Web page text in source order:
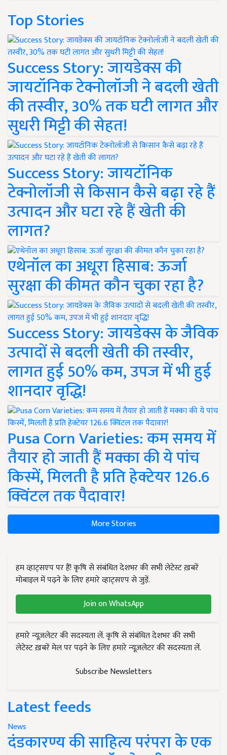
Top Stories
Success Story: जायडेक्स की
जायटॉनिक टेक्नोलॉजी ने बदली खेती
की तस्वीर, 30% तक घटी लागत और
सुधरी मिट्टी की सेहत!
Success Story: जायटॉनिक
टेक्नोलॉजी से किसान कैसे बढ़ा रहे हैं
उत्पादन और घटा रहे हैं खेती की
लागत?
एथेनॉल का अधूरा हिसाब: ऊर्जा
सुरक्षा की कीमत कौन चुका रहा है?
Success Story: जायडेक्स के जैविक
उत्पादों से बदली खेती की तस्वीर,
लागत हुई 50% कम, उपज में भी हुई
शानदार वृद्धि!
Pusa Corn Varieties: कम समय में
तैयार हो जाती हैं मक्का की ये पांच
किस्में, मिलती है प्रति हेक्टेयर 126.6
क्विंटल तक पैदावार!
More Stories
हम व्हाट्सएप पर हैं! कृषि से संबंधित देशभर की सभी लेटेस्ट ख़बरें
मोबाइल में पढ़ने के लिए हमारे व्हाट्सएप से जुड़ें.
Join on WhatsApp
हमारे न्यूज़लेटर की सदस्यता लें. कृषि से संबंधित देशभर की सभी
लेटेस्ट ख़बरें मेल पर पढ़ने के लिए हमारे न्यूज़लेटर की सदस्यता लें.
Subscribe Newsletters
Latest feeds
News
दंडकारण्य की साहित्य परंपरा के एक